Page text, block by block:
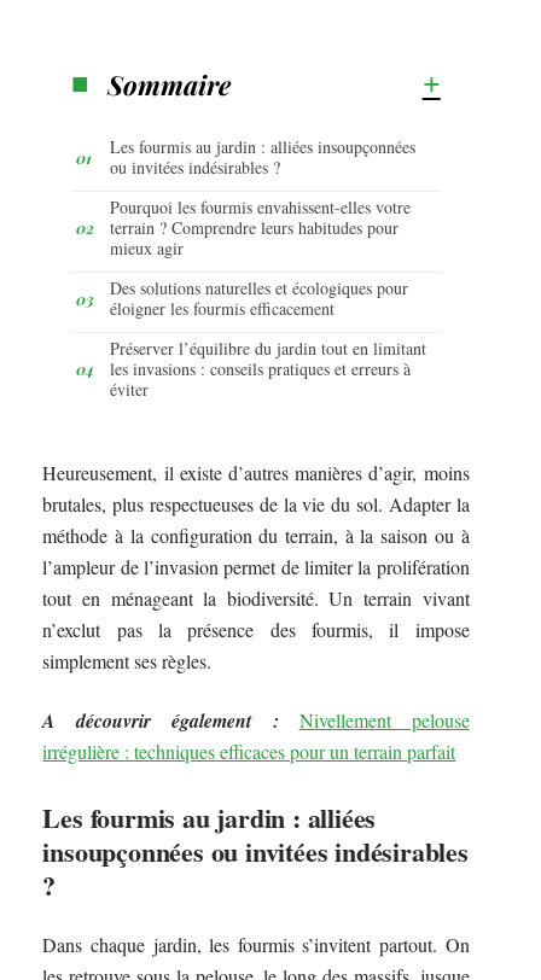
Sommaire
Les fourmis au jardin : alliées insoupçonnées
ou invitées indésirables ?
Pourquoi les fourmis envahissent-elles votre
terrain ? Comprendre leurs habitudes pour
mieux agir
Des solutions naturelles et écologiques pour
éloigner les fourmis efficacement
Préserver l’équilibre du jardin tout en limitant
les invasions : conseils pratiques et erreurs à
éviter
Heureusement, il existe d’autres manières d’agir, moins
brutales, plus respectueuses de la vie du sol. Adapter la
méthode à la configuration du terrain, à la saison ou à
l’ampleur de l’invasion permet de limiter la prolifération
tout en ménageant la biodiversité. Un terrain vivant
n’exclut pas la présence des fourmis, il impose
simplement ses règles.
A découvrir également :
Nivellement pelouse
irrégulière : techniques efficaces pour un terrain parfait
Les fourmis au jardin : alliées
insoupçonnées ou invitées indésirables
?
Dans chaque jardin, les fourmis s’invitent partout. On